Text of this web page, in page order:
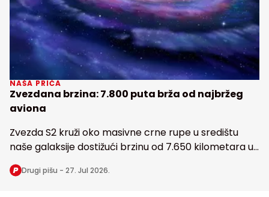
NAŠA PRIČA
Zvezdana brzina: 7.800 puta brža od najbržeg
aviona
Zvezda S2 kruži oko masivne crne rupe u središtu
naše galaksije dostižući brzinu od 7.650 kilometara u
sekundi
Drugi pišu - 27. Jul 2026.